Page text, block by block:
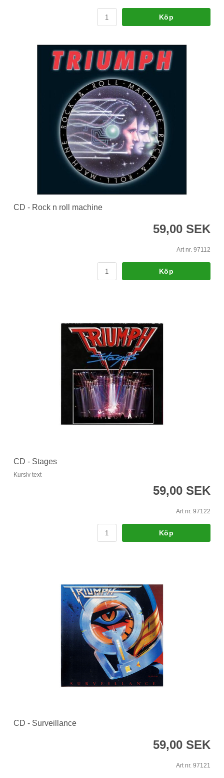
Köp
CD - Rock n roll machine
59,00 SEK
Art nr. 97112
Köp
CD - Stages
Kursiv text
59,00 SEK
Art nr. 97122
Köp
CD - Surveillance
59,00 SEK
Art nr. 97121